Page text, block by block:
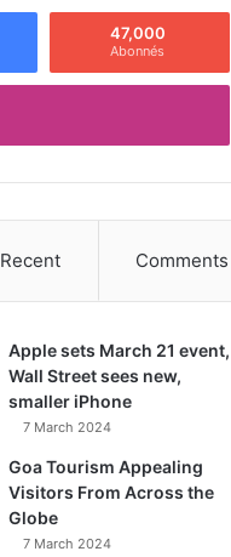
47,000
Abonnés
Recent Comments
Apple sets March 21 event,
Wall Street sees new,
smaller iPhone
7 March 2024
Goa Tourism Appealing
Visitors From Across the
Globe
7 March 2024